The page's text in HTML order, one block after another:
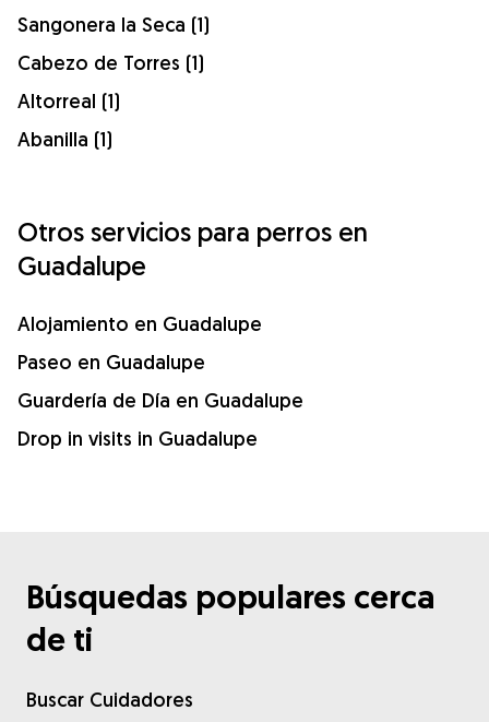
Sangonera la Seca (1)
Cabezo de Torres (1)
Altorreal (1)
Abanilla (1)
Otros servicios para perros en
Guadalupe
Alojamiento en Guadalupe
Paseo en Guadalupe
Guardería de Día en Guadalupe
Drop in visits in Guadalupe
Búsquedas populares cerca
de ti
Buscar Cuidadores